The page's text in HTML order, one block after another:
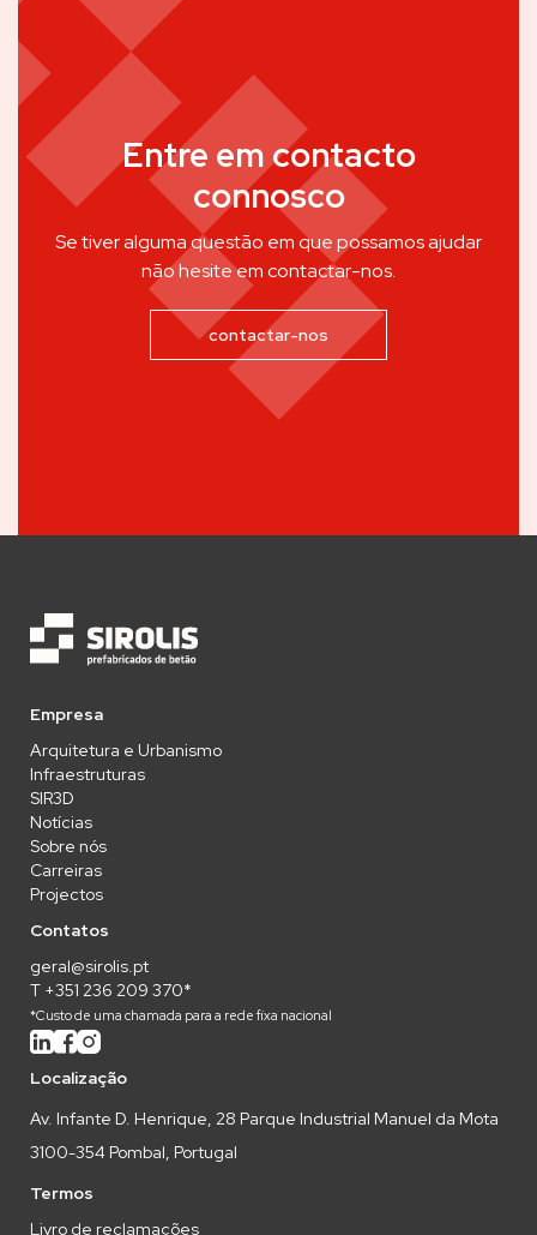
Entre em contacto
connosco
Se tiver alguma questão em que possamos ajudar
não hesite em contactar-nos.
contactar-nos
Empresa
Arquitetura e Urbanismo
Infraestruturas
SIR3D
Notícias
Sobre nós
Carreiras
Projectos
Contatos
geral@sirolis.pt
T +351 236 209 370*
*Custo de uma chamada para a rede fixa nacional
Localização
Av. Infante D. Henrique, 28 Parque Industrial Manuel da Mota
3100-354 Pombal, Portugal
Termos
Livro de reclamações